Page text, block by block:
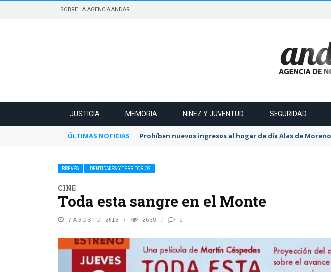
SOBRE LA AGENCIA ANDAR
JUSTICIA MEMORIA NIÑEZ Y JUVENTUD SEGURIDAD
ÚLTIMAS NOTICIAS Prohíben nuevos ingresos al hogar de día Alas de Moreno
BREVES IDENTIDADES Y TERRITORIOS
CINE
Toda esta sangre en el Monte
7 AGOSTO, 2018 2539 0